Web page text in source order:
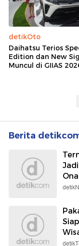
detikOto
Daihatsu Terios
Edition dan New
Muncul di GIIAS
Berita